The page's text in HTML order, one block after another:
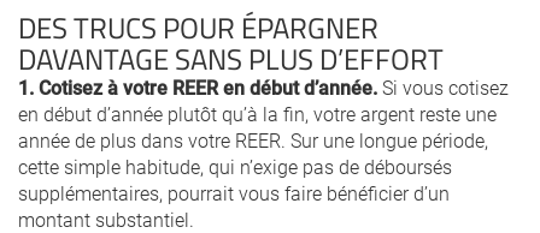
DES TRUCS POUR ÉPARGNER
DAVANTAGE SANS PLUS D’EFFORT
1. Cotisez à votre REER en début d’année.Si vous cotisez
en début d’année plutôt qu’à la fin, votre argent reste une
année de plus dans votre REER. Sur une longue période,
cette simple habitude, qui n’exige pas de déboursés
supplémentaires, pourrait vous faire bénéficier d’un
montant substantiel.